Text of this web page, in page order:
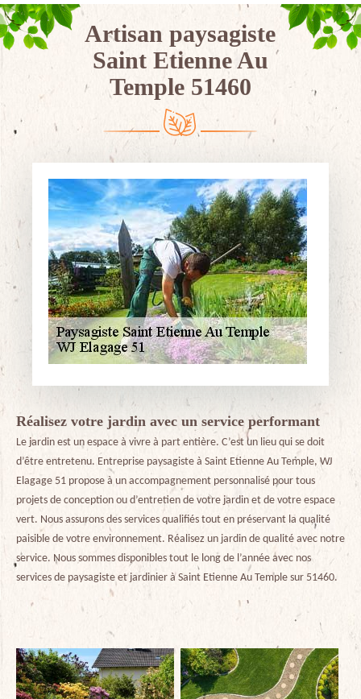
Artisan paysagiste
Saint Etienne Au
Temple 51460
Réalisez votre jardin avec un service performant
Le jardin est un espace à vivre à part entière. C’est un lieu qui se doit
d’être entretenu. Entreprise paysagiste à Saint Etienne Au Temple, WJ
Elagage 51 propose à un accompagnement personnalisé pour tous
projets de conception ou d’entretien de votre jardin et de votre espace
vert. Nous assurons des services qualifiés tout en préservant la qualité
paisible de votre environnement. Réalisez un jardin de qualité avec notre
service. Nous sommes disponibles tout le long de l’année avec nos
services de paysagiste et jardinier à Saint Etienne Au Temple sur 51460.